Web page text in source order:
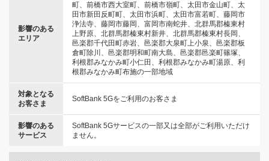
影響のある
エリア
町、前橋市西大室町、前橋市嶺町、太田市金山町、太
田市新田反町町、太田市浜町、太田市富若町、藤岡市
浄法寺、藤岡市藤岡、富岡市南蛇井、北群馬郡榛東村
上野原、北群馬郡榛東村新井、北群馬郡榛東村長岡、
邑楽郡千代田町赤岩、邑楽郡大泉町上小泉、邑楽郡板
倉町除川、邑楽郡明和町南大島、邑楽郡邑楽町篠塚、
利根郡みなかみ町小仁田、利根郡みなかみ町湯原、利
根郡みなかみ町布施の一部地域
対象となる
お客さま
SoftBank 5Gをご利用のお客さま
影響のある
サービス
SoftBank 5Gサービスの一部又は全部がご利用いただけ
ません。